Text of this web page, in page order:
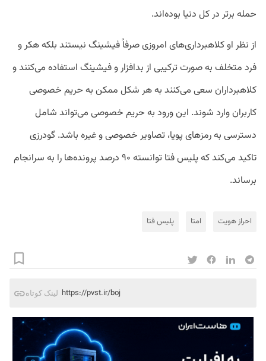
حمله برتر در کل دنیا بوده‌اند.
از نظر او کلاهبرداری‌های امروزی صرفاً فیشینگ نیستند بلکه هکر و
فرد متخلف به صورت ترکیبی از بدافزار و فیشینگ استفاده می‌کنند و
کلاهبرداران سعی می‌کنند به هر شکل ممکن به حریم خصوصی
کاربران وارد شوند. این ورود به حریم خصوصی می‌تواند شامل
دسترسی به رمزهای پویا، تصاویر خصوصی و غیره باشد. گودرزی
تاکید می‌کند که پلیس فتا توانسته ۹۰ درصد پرونده‌ها را به سرانجام
برساند.
احراز هویت امتا پلیس فتا
لینک کوتاه https://pvst.ir/boj